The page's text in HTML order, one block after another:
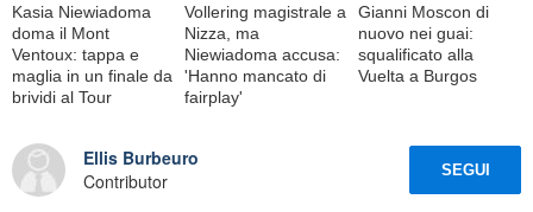
Kasia Niewiadoma
doma il Mont
Ventoux: tappa e
maglia in un finale da
brividi al Tour
Vollering magistrale a
Nizza, ma
Niewiadoma accusa:
'Hanno mancato di
fairplay'
Gianni Moscon di
nuovo nei guai:
squalificato alla
Vuelta a Burgos
Ellis Burbeuro
Contributor
SEGUI